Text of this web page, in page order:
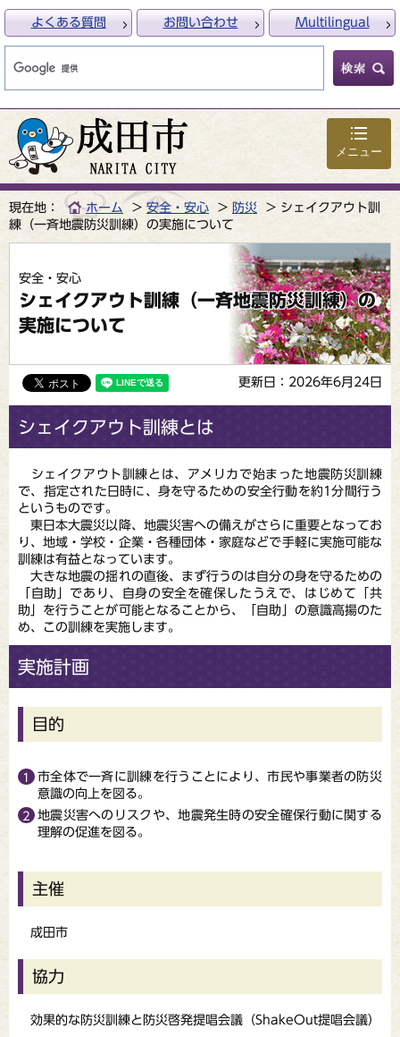
メニュー
よくある質問 お問い合わせ Multilingual
現在地： ホーム 安全・安心 防災
シェイクアウト訓
練（一斉地震防災訓練）の実施について
安全・安心
シェイクアウト訓練（一斉地震防災訓練）の
実施について
更新日：2026年6月24日
シェイクアウト訓練とは
シェイクアウト訓練とは、アメリカで始まった地震防災訓練
で、指定された日時に、身を守るための安全行動を約1分間行う
というものです。
東日本大震災以降、地震災害への備えがさらに重要となってお
り、地域・学校・企業・各種団体・家庭などで手軽に実施可能な
訓練は有益となっています。
大きな地震の揺れの直後、まず行うのは自分の身を守るための
「自助」であり、自身の安全を確保したうえで、はじめて「共
助」を行うことが可能となることから、「自助」の意識高揚のた
め、この訓練を実施します。
実施計画
目的
市全体で一斉に訓練を行うことにより、市民や事業者の防災
意識の向上を図る。
地震災害へのリスクや、地震発生時の安全確保行動に関する
理解の促進を図る。
主催
成田市
協力
効果的な防災訓練と防災啓発提唱会議（ShakeOut提唱会議）